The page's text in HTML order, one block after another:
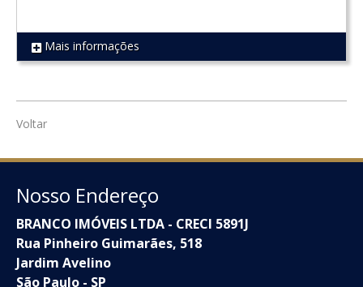
REF 1798
Mais informações
Voltar
Nosso Endereço
BRANCO IMÓVEIS LTDA - CRECI 5891J
Rua Pinheiro Guimarães, 518
Jardim Avelino
São Paulo - SP